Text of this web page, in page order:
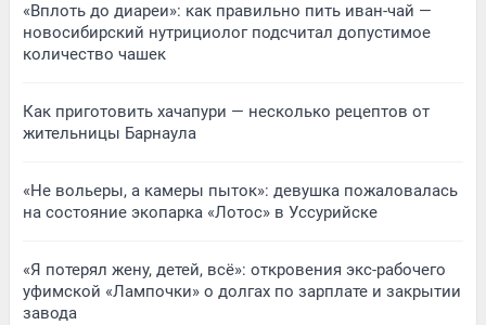
«Вплоть до диареи»: как правильно пить иван-чай —
новосибирский нутрициолог подсчитал допустимое
количество чашек
Как приготовить хачапури — несколько рецептов от
жительницы Барнаула
«Не вольеры, а камеры пыток»: девушка пожаловалась
на состояние экопарка «Лотос» в Уссурийске
«Я потерял жену, детей, всё»: откровения экс-рабочего
уфимской «Лампочки» о долгах по зарплате и закрытии
завода